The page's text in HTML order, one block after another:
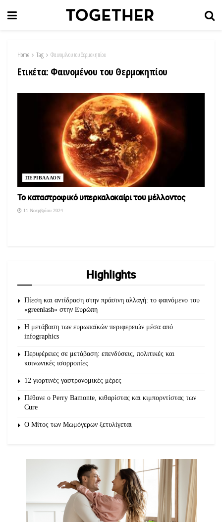
Home Tag Φαινομένου του Θερμοκηπίου
Ετικέτα: Φαινομένου του Θερμοκηπίου
ΠΕΡΙΒΑΛΛΟΝ
Το καταστροφικό υπερκαλοκαίρι του μέλλοντος
11 Νοεμβρίου 2024
Highlights
Πίεση και αντίδραση στην πράσινη αλλαγή: το φαινόμενο του
«greenlash» στην Ευρώπη
Η μετάβαση των ευρωπαϊκών περιφερειών μέσα από
infographics
Περιφέρειες σε μετάβαση: επενδύσεις, πολιτικές και
κοινωνικές ισορροπίες
12 γιορτινές γαστρονομικές μέρες
Πέθανε ο Perry Bamonte, κιθαρίστας και κιμπορντίστας των
Cure
O Μίτος των Μωμόγερων ξετυλίγεται